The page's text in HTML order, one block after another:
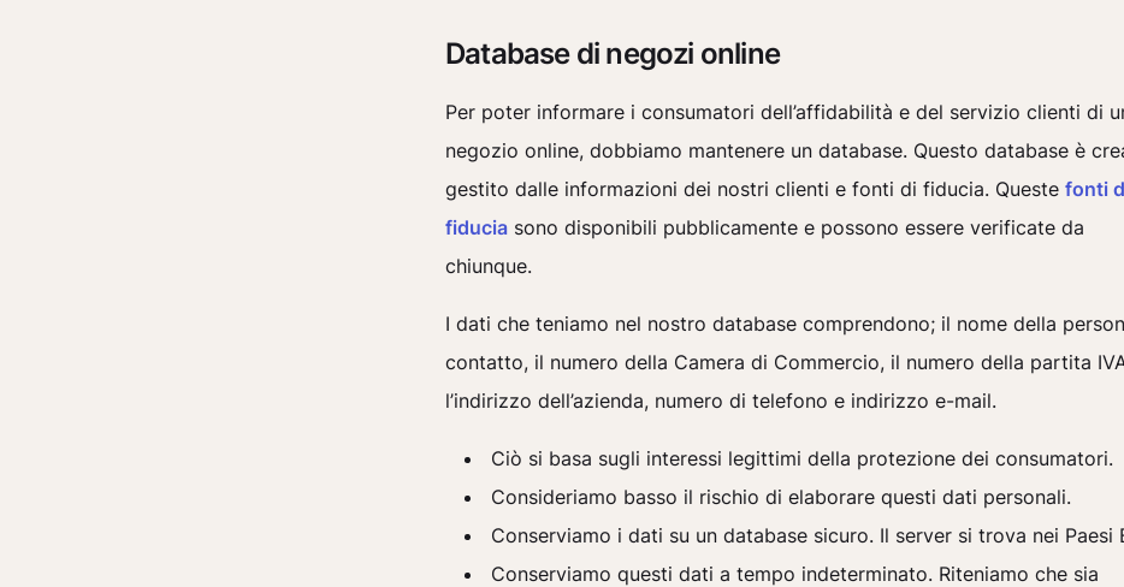
Database di negozi online
Per poter informare i consumatori dell’affidabilità e del servizio clienti di
negozio online, dobbiamo mantenere un database. Questo database è
gestito dalle informazioni dei nostri clienti e fonti di fiducia. Queste fonti
fiducia sono disponibili pubblicamente e possono essere verificate da
chiunque.
I dati che teniamo nel nostro database comprendono; il nome della
contatto, il numero della Camera di Commercio, il numero della partita
l’indirizzo dell’azienda, numero di telefono e indirizzo e-mail.
Ciò si basa sugli interessi legittimi della protezione dei consumatori.
Consideriamo basso il rischio di elaborare questi dati personali.
Conserviamo i dati su un database sicuro. Il server si trova nei Paesi
Conserviamo questi dati a tempo indeterminato. Riteniamo che sia